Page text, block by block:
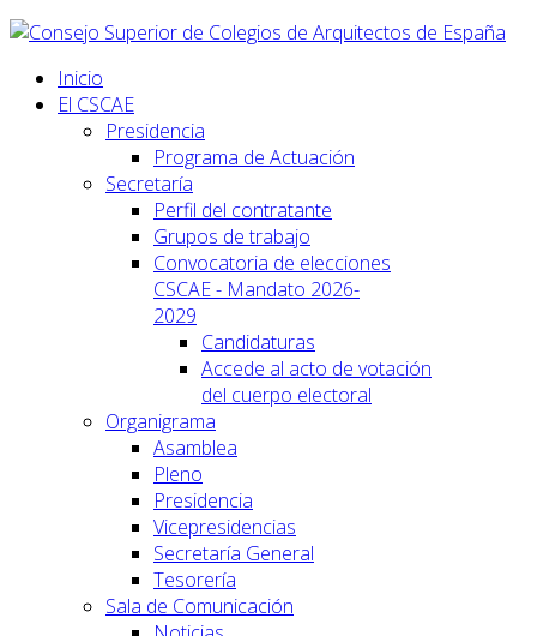
Inicio
El CSCAE
Presidencia
Programa de Actuación
Secretaría
Perfil del contratante
Grupos de trabajo
Convocatoria de elecciones
CSCAE - Mandato 2026-
2029
Candidaturas
Accede al acto de votación
del cuerpo electoral
Organigrama
Asamblea
Pleno
Presidencia
Vicepresidencias
Secretaría General
Tesorería
Sala de Comunicación